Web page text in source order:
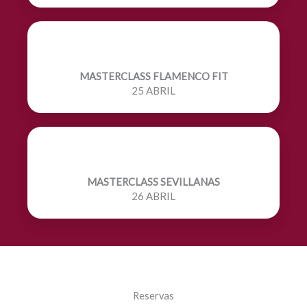
MASTERCLASS FLAMENCO FIT
25 ABRIL
MASTERCLASS SEVILLANAS
26 ABRIL
Reservas